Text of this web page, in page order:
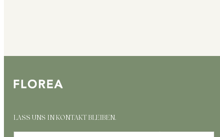
LASS UNS IN KONTAKT BLEIBEN.